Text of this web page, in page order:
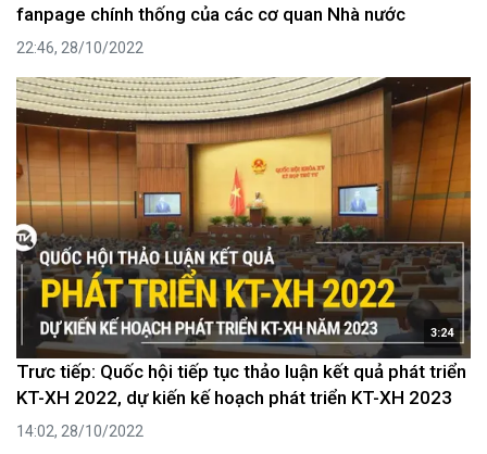
fanpage chính thống của các cơ quan Nhà nước
22:46, 28/10/2022
3:24
Trưc tiếp: Quốc hội tiếp tục thảo luận kết quả phát triển
KT-XH 2022, dự kiến kế hoạch phát triển KT-XH 2023
14:02, 28/10/2022